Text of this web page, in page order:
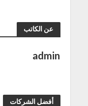
عن الكاتب
admin
أفضل الشركات